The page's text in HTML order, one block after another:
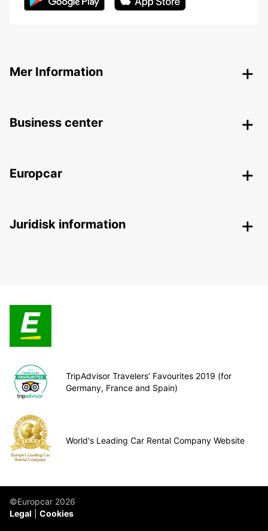
Mer Information
Business center
Europcar
Juridisk information
TripAdvisor Travelers’ Favourites 2019 (for
Germany, France and Spain)
World's Leading Car Rental Company Website
©Europcar 2026
Legal
Cookies